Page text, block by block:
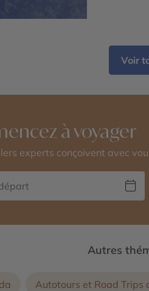
Voir
à voyager
experts conçoivent avec
Autres
Autotours et Road Trips